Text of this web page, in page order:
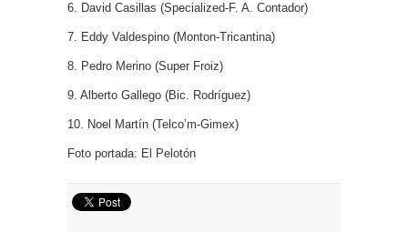
6. David Casillas (Specialized-F. A. Contador)
7. Eddy Valdespino (Monton-Tricantina)
8. Pedro Merino (Super Froiz)
9. Alberto Gallego (Bic. Rodríguez)
10. Noel Martín (Telco’m-Gimex)
Foto portada: El Pelotón